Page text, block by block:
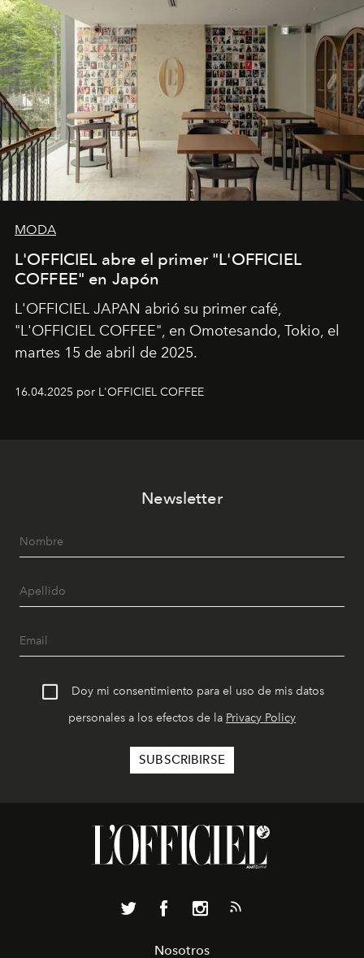
MODA
L'OFFICIEL abre el primer "L'OFFICIEL
COFFEE" en Japón
L'OFFICIEL JAPAN abrió su primer café,
"L'OFFICIEL COFFEE", en Omotesando, Tokio, el
martes 15 de abril de 2025.
16.04.2025 por L'OFFICIEL COFFEE
Newsletter
Doy mi consentimiento para el uso de mis datos
personales a los efectos de la Privacy Policy
Nosotros